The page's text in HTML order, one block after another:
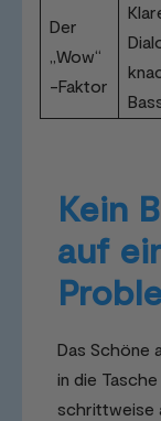
Der
„Wow“
-Faktor
Kein
auf
Das Schöne
in die
schrittweise